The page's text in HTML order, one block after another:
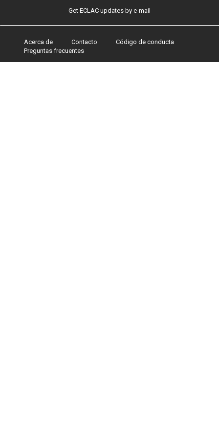
Get ECLAC updates by e-mail
Footer
Acerca de Contacto
Código de conducta
Preguntas frecuentes